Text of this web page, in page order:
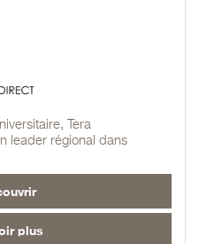
Tera
leader régional dans
plus